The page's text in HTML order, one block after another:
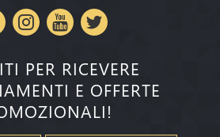
PER RICEVERE
E OFFERTE